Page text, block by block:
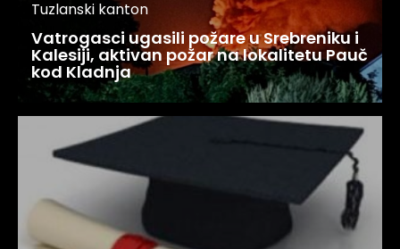
Tuzlanski kanton
Vatrogasci ugasili požare u Srebreniku i
Kalesiji, aktivan požar na lokalitetu Pauč
kod Kladnja